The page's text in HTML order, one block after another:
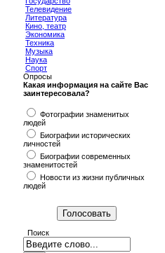
Телевидение
Литература
Кино, театр
Экономика
Техника
Музыка
Наука
Спорт
Опросы
Какая информация на сайте Вас
заинтересовала?
Фотографии знаменитых
людей
Биографии исторических
личностей
Биографии современных
знаменитостей
Новости из жизни публичных
людей
Поиск